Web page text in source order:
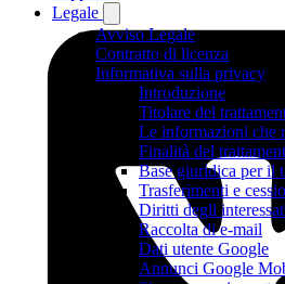
Legale
Avviso Legale
Contratto di licenza
Informativa sulla privacy
Introduzione
Titolare del
Le informazioni che
Finalità del
Base giuridica per il
Trasferimenti e
Diritti degli
Raccolta di e-mail
Dati utente Google
Annunci Google